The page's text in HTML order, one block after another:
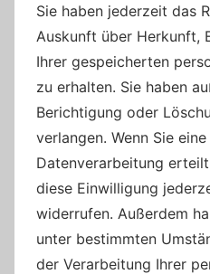
Sie haben jederzeit das
Auskunft über Herkunft,
Ihrer gespeicherten
zu erhalten. Sie haben
Berichtigung oder
verlangen. Wenn Sie
Datenverarbeitung
diese Einwilligung
widerrufen. Außerdem
unter bestimmten
der Verarbeitung Ihrer